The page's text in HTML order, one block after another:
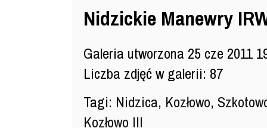
Nidzickie Manewry
Galeria utworzona 25 cze 2011
Liczba zdjęć w galerii: 87
Tagi: Nidzica, Kozłowo,
Kozłowo III